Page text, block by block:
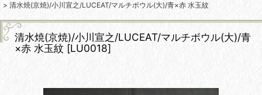
> 清水焼(京焼)/小川宣之/LUCEAT/マルチボウル(大)/青×赤 水玉紋
清水焼(京焼)/小川宣之/LUCEAT/マルチボウル(大)/青
×赤 水玉紋 [LU0018]